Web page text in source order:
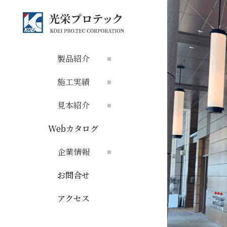
製品紹介
施工実績
見本紹介
Webカタログ
企業情報
お問合せ
アクセス